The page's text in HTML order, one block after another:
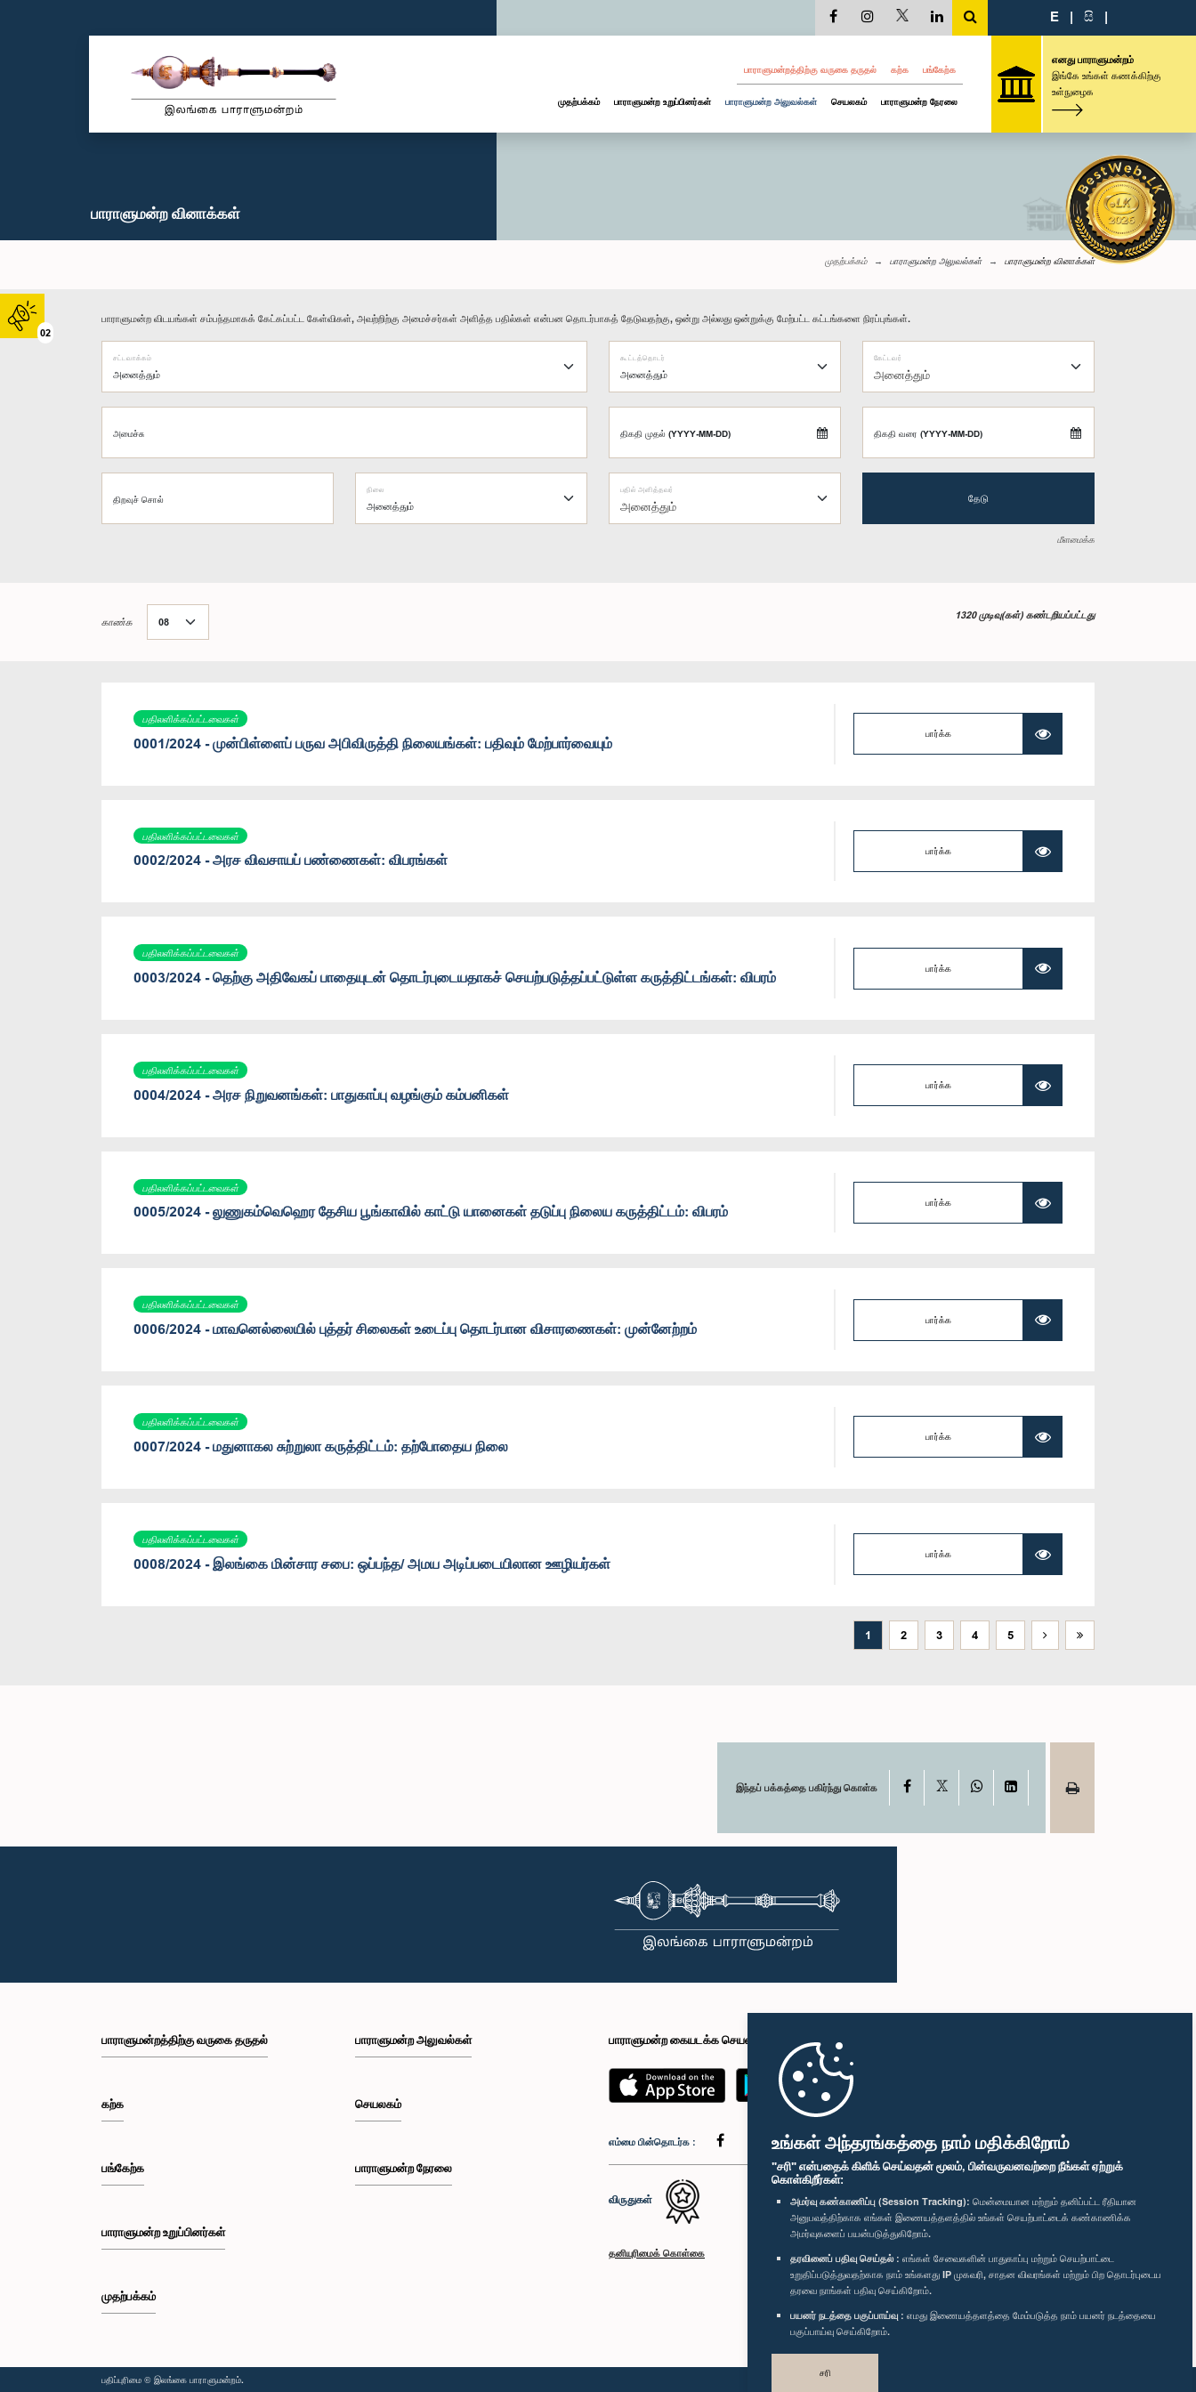
உங்கள் அந்தரங்கத்தை நாம் மதிக்கிறோம்
"சரி" என்பதைக் கிளிக் செய்வதன் மூலம், பின்வருவனவற்றை நீங்கள் ஏற்றுக்
கொள்கிறீர்கள்:
அமர்வு கண்காணிப்பு (Session Tracking): மென்மையான மற்றும் தனிப்பட்ட ரீதியான
அனுபவத்திற்காக எங்கள் இணையத்தளத்தில் உங்கள் செயற்பாட்டைக் கண்காணிக்க
அமர்வுகளைப் பயன்படுத்துகிறோம்.
தரவினைப் பதிவு செய்தல் : எங்கள் சேவைகளின் பாதுகாப்பு மற்றும் செயற்பாட்டை
உறுதிப்படுத்துவதற்காக நாம் உங்களது IP முகவரி, சாதன விவரங்கள் மற்றும் பிற தொடர்புடைய
தரவை நாங்கள் பதிவு செய்கிறோம்.
பயனர் நடத்தை பகுப்பாய்வு : எமது இணையத்தளத்தை மேம்படுத்த நாம் பயனர் நடத்தையை
பகுப்பாய்வு செய்கிறோம்.
சரி
02
E | සි |
பாராளுமன்றத்திற்கு வருகை தருதல் கற்க பங்கேற்க
முதற்பக்கம் பாராளுமன்ற உறுப்பினர்கள் பாராளுமன்ற அலுவல்கள் செயலகம் பாராளுமன்ற நேரலை
எனது பாராளுமன்றம்
இங்கே உங்கள் கணக்கிற்கு
உள்நுழைக
பாராளுமன்ற வினாக்கள்
முதற்பக்கம் பாராளுமன்ற அலுவல்கள் பாராளுமன்ற வினாக்கள்
பாராளுமன்ற விடயங்கள் சம்பந்தமாகக் கேட்கப்பட்ட கேள்விகள், அவற்றிற்கு அமைச்சர்கள் அளித்த பதில்கள் என்பன தொடர்பாகத் தேடுவதற்கு, ஒன்று அல்லது ஒன்றுக்கு மேற்பட்ட கட்டங்களை நிரப்புங்கள்.
சட்டவாக்கம் கூட்டத்தொடர்
அனைத்தும்
கேட்டவர்
அமைச்சு திகதி முதல் (YYYY-MM-DD) திகதி வரை (YYYY-MM-DD)
திறவுச் சொல்
நிலை
அனைத்தும்
பதில் அளித்தவர்
தேடு
மீளமைக்க
காண்க
1320 முடிவு(கள்) கண்டறியப்பட்டது
பதிலளிக்கப்பட்டவைகள்
0001/2024 - முன்பிள்ளைப் பருவ அபிவிருத்தி நிலையங்கள்: பதிவும் மேற்பார்வையும் பார்க்க
பதிலளிக்கப்பட்டவைகள்
0002/2024 - அரச விவசாயப் பண்ணைகள்: விபரங்கள் பார்க்க
பதிலளிக்கப்பட்டவைகள்
0003/2024 - தெற்கு அதிவேகப் பாதையுடன் தொடர்புடையதாகச் செயற்படுத்தப்பட்டுள்ள கருத்திட்டங்கள்: விபரம் பார்க்க
பதிலளிக்கப்பட்டவைகள்
0004/2024 - அரச நிறுவனங்கள்: பாதுகாப்பு வழங்கும் கம்பனிகள் பார்க்க
பதிலளிக்கப்பட்டவைகள்
0005/2024 - லுணுகம்வெஹெர தேசிய பூங்காவில் காட்டு யானைகள் தடுப்பு நிலைய கருத்திட்டம்: விபரம் பார்க்க
பதிலளிக்கப்பட்டவைகள்
0006/2024 - மாவனெல்லையில் புத்தர் சிலைகள் உடைப்பு தொடர்பான விசாரணைகள்: முன்னேற்றம் பார்க்க
பதிலளிக்கப்பட்டவைகள்
0007/2024 - மதுனாகல சுற்றுலா கருத்திட்டம்: தற்போதைய நிலை பார்க்க
பதிலளிக்கப்பட்டவைகள்
0008/2024 - இலங்கை மின்சார சபை: ஒப்பந்த/ அமய அடிப்படையிலான ஊழியர்கள் பார்க்க
1 2 3 4 5
இந்தப் பக்கத்தை பகிர்ந்து கொள்க Facebook WhatsAppLinkedIn
பாராளுமன்றத்திற்கு வருகை தருதல்
கற்க
பங்கேற்க
பாராளுமன்ற உறுப்பினர்கள்
முதற்பக்கம்
பாராளுமன்ற அலுவல்கள்
செயலகம்
பாராளுமன்ற நேரலை
பாராளுமன்ற கையடக்க செயலி
எம்மை பின்தொடர்க :
விருதுகள்
தனியுரிமைக் கொள்கை
பதிப்புரிமை © இலங்கை பாராளுமன்றம்.